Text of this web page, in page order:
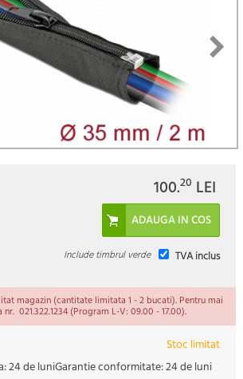
100.20 LEI
TVA inclus
Include timbrul verde
magazin (cantitate limitata 1 - 2 bucati). Pentru mai
021.322.1234 (Program L-V: 09.00 - 17.00).
Stoc limitat
24 de luniGarantie conformitate:24 de luni